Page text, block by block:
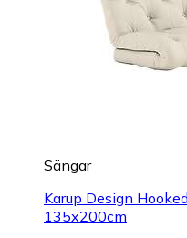
Sängar
Karup Design
135x200cm